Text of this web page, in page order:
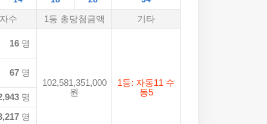
수 1등 총당첨금액 기타
16 명
102,581,351,000
원
1등: 자동11 수
동5
67 명
명
명